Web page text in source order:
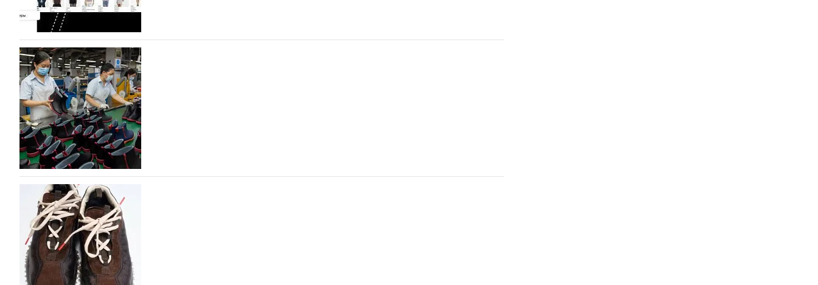
На платформе Lamoda - новый раздел и условия продвижения локальных
дизайнерских марок
Российский маркетплейс Lamoda решил обновить раздел для продажи продукции локальных дизайнерских
марок одежды, обуви и аксессуаров. Бренды также получат маркетинговую…
06.08.2026 428
Объем мирового производства обуви в 2025 году практически не увеличился
В 2025 году мировое производство обуви практически не изменилось, зафиксировав незначительный рост
на 0,1% до 24,6 млрд пар, - данные опубликованы в аналитическом вестнике «Всемирный ежегодник обуви
2026», Португальской ассоциацией…
06.08.2026 589